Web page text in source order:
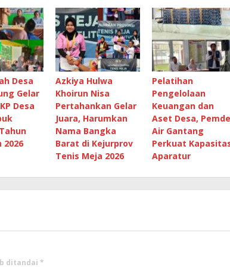
Desa
Gelar
Desa
2026
Azkiya Hulwa
Khoirun Nisa
Pertahankan Gelar
Juara, Harumkan
Nama Bangka
Barat di Kejurprov
Tenis Meja 2026
Pelatihan
Pengelolaan
Keuangan dan
Aset Desa,
Air Gantang
Perkuat
Aparatur
ditandai *